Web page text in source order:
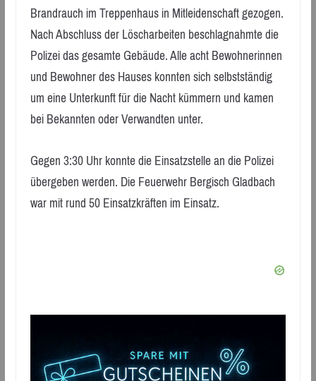
Brandrauch im Treppenhaus in Mitleidenschaft gezogen.
Nach Abschluss der Löscharbeiten beschlagnahmte die
Polizei das gesamte Gebäude. Alle acht Bewohnerinnen
und Bewohner des Hauses konnten sich selbstständig
um eine Unterkunft für die Nacht kümmern und kamen
bei Bekannten oder Verwandten unter.
Gegen 3:30 Uhr konnte die Einsatzstelle an die Polizei
übergeben werden. Die Feuerwehr Bergisch Gladbach
war mit rund 50 Einsatzkräften im Einsatz.